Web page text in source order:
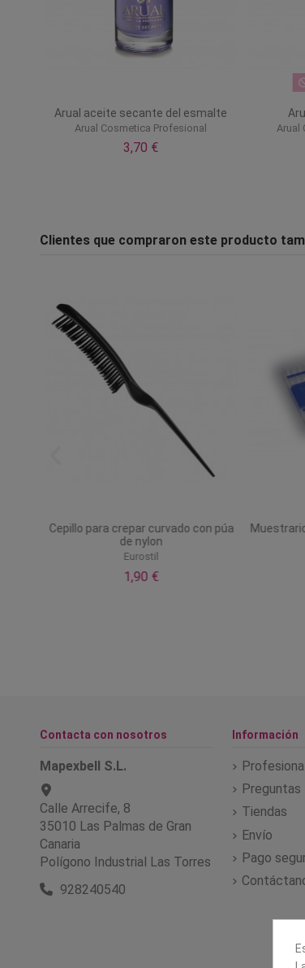
Arual aceite secante del esmalte
Arual Cosmetica Profesional
3,70 €
Arual
Clientes que compraron este producto
Cepillo para crepar curvado con púa
de nylon
Eurostil
1,90 €
Contacta con nosotros
Mapexbell S.L.
Calle Arrecife, 8
35010 Las Palmas de Gran
Canaria
Polígono Industrial Las Torres
928240540
Información
Tiendas
Envío
Pago